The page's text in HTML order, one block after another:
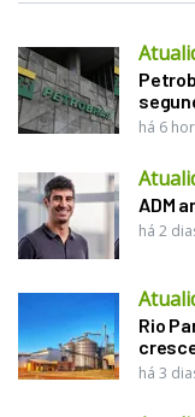
há 6
ADM
há 2
Rio
há 3